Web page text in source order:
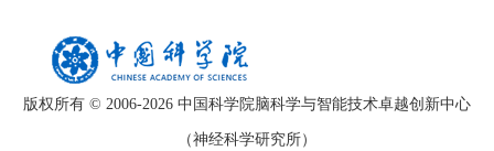
版权所有 © 2006-2026 中国科学院脑科学与智能技术卓越创新中心
（神经科学研究所）